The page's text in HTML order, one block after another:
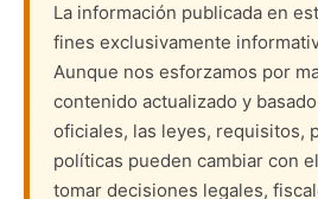
La información publicada en
fines exclusivamente
Aunque nos esforzamos por
contenido actualizado y
oficiales, las leyes, requisitos,
políticas pueden cambiar con
tomar decisiones legales,